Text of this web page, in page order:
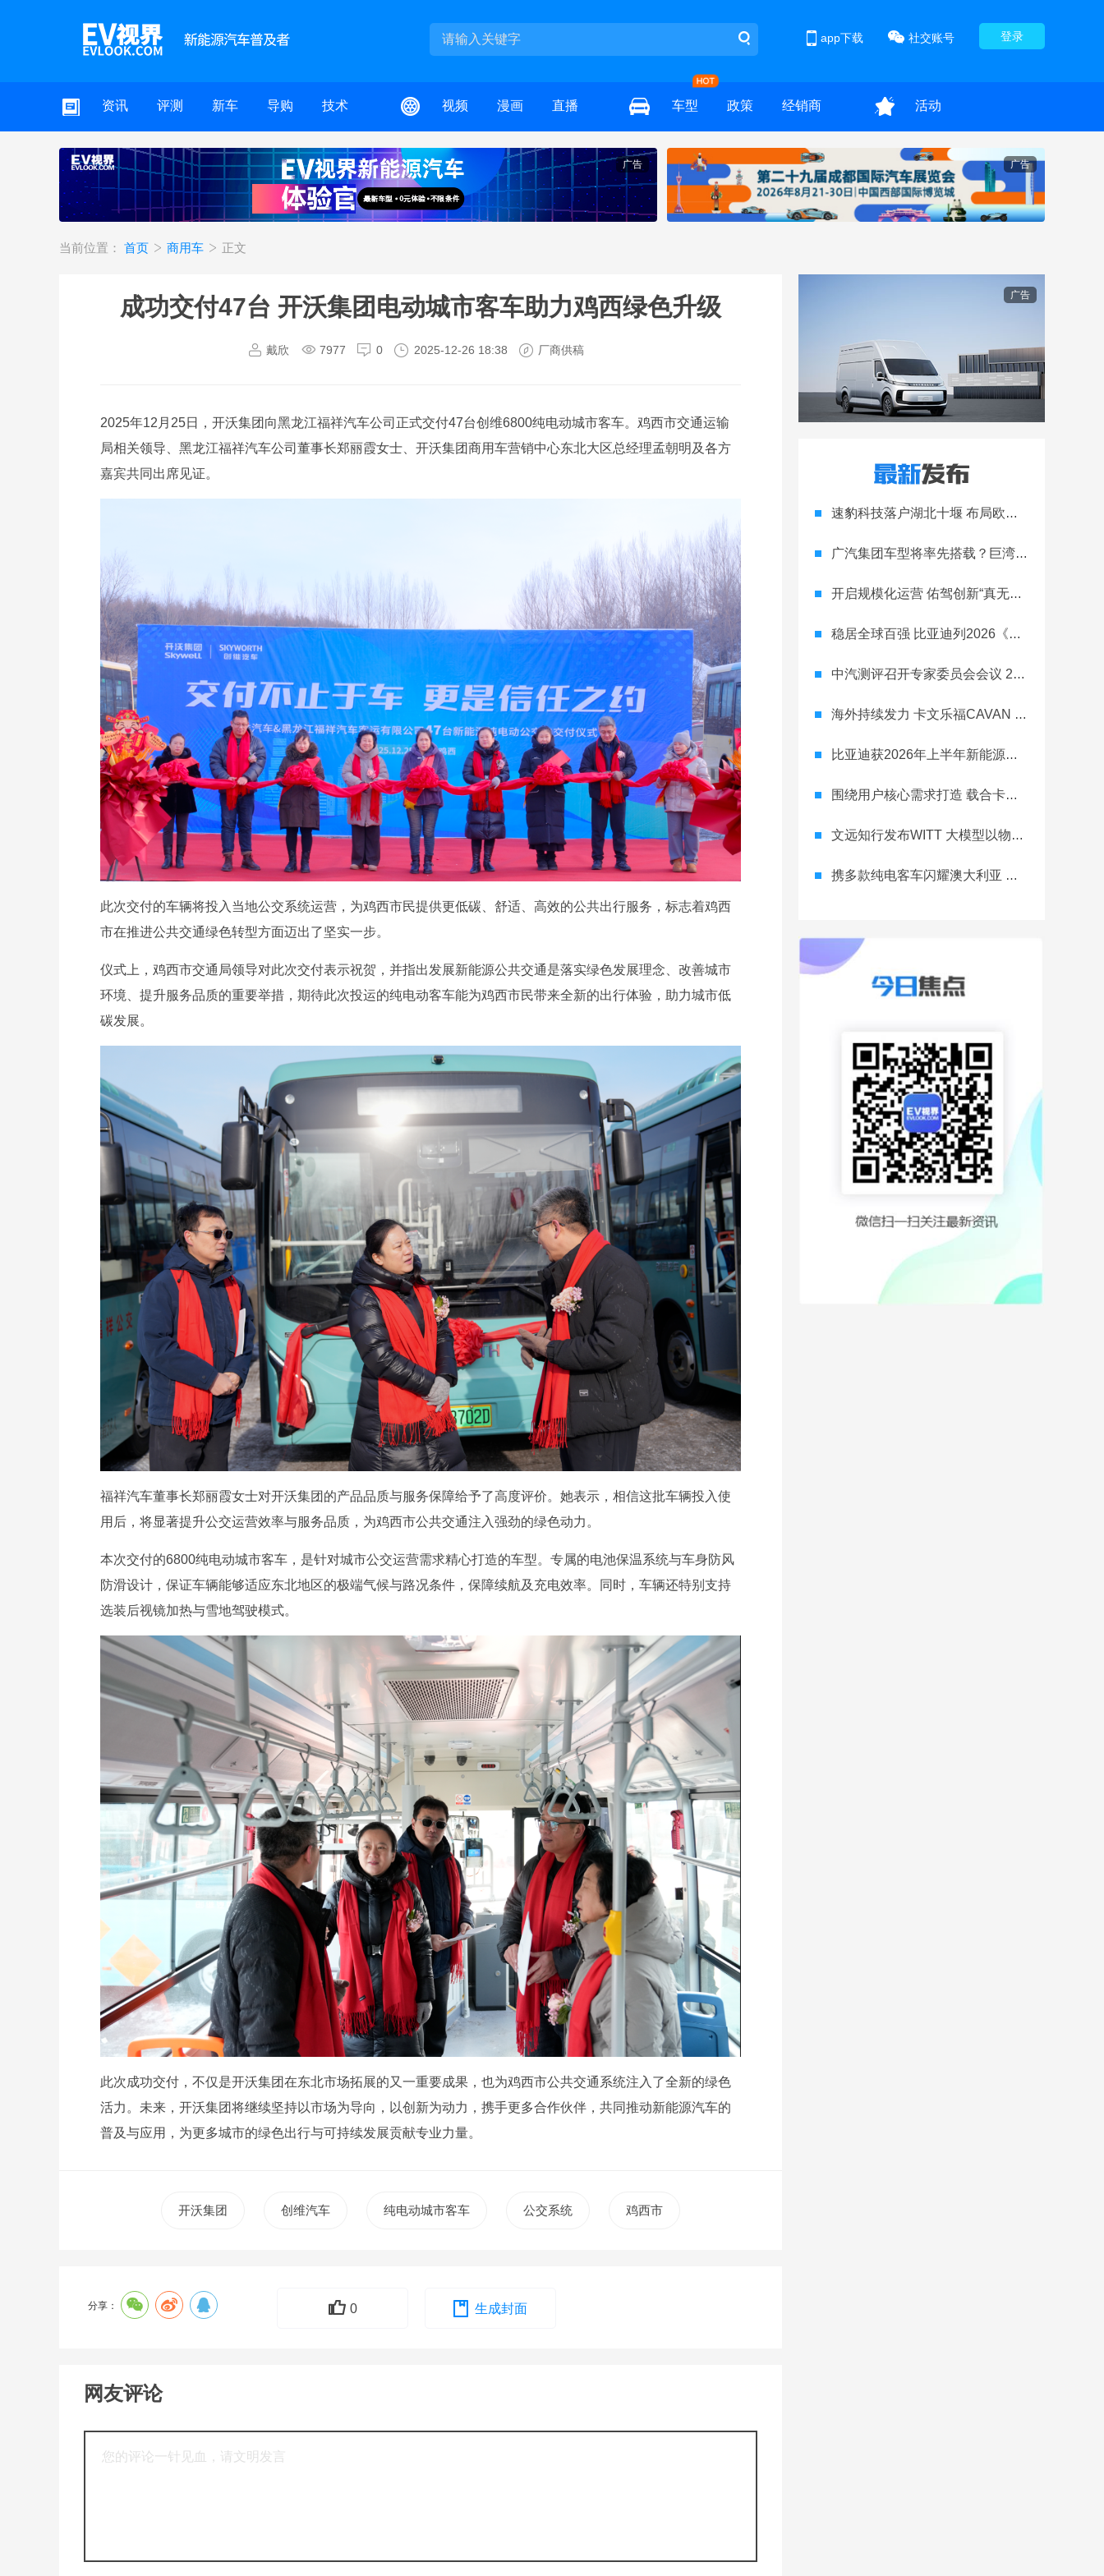
登录
社交账号
app下载
资讯 评测 新车 导购 技术 视频 漫画 直播 车型 政策 经销商 活动
广告 广告
当前位置： 首页 商用车 正文
成功交付47台 开沃集团电动城市客车助力鸡西绿色升级
戴欣 7977 0 2025-12-26 18:38 厂商供稿
2025年12月25日，开沃集团向黑龙江福祥汽车公司正式交付47台创维6800纯电动城市客车。鸡西市交通运输
局相关领导、黑龙江福祥汽车公司董事长郑丽霞女士、开沃集团商用车营销中心东北大区总经理孟朝明及各方
嘉宾共同出席见证。
此次交付的车辆将投入当地公交系统运营，为鸡西市民提供更低碳、舒适、高效的公共出行服务，标志着鸡西
市在推进公共交通绿色转型方面迈出了坚实一步。
仪式上，鸡西市交通局领导对此次交付表示祝贺，并指出发展新能源公共交通是落实绿色发展理念、改善城市
环境、提升服务品质的重要举措，期待此次投运的纯电动客车能为鸡西市民带来全新的出行体验，助力城市低
碳发展。
福祥汽车董事长郑丽霞女士对开沃集团的产品品质与服务保障给予了高度评价。她表示，相信这批车辆投入使
用后，将显著提升公交运营效率与服务品质，为鸡西市公共交通注入强劲的绿色动力。
本次交付的6800纯电动城市客车，是针对城市公交运营需求精心打造的车型。专属的电池保温系统与车身防风
防滑设计，保证车辆能够适应东北地区的极端气候与路况条件，保障续航及充电效率。同时，车辆还特别支持
选装后视镜加热与雪地驾驶模式。
此次成功交付，不仅是开沃集团在东北市场拓展的又一重要成果，也为鸡西市公共交通系统注入了全新的绿色
活力。未来，开沃集团将继续坚持以市场为导向，以创新为动力，携手更多合作伙伴，共同推动新能源汽车的
普及与应用，为更多城市的绿色出行与可持续发展贡献专业力量。
开沃集团 创维汽车 纯电动城市客车 公交系统 鸡西市
分享： 0 生成封面
网友评论
广告
速豹科技落户湖北十堰 布局欧洲链通本土激活商用车产业
广汽集团车型将率先搭载？巨湾固态电池完成针刺试验
开启规模化运营 佑驾创新“真无图”无人车落地河南济源
稳居全球百强 比亚迪列2026《财富》世界500强第91位
中汽测评召开专家委员会会议 2026首批车型结果同期发布
海外持续发力 卡文乐福CAVAN C1右舵车型交付泰国客户
比亚迪获2026年上半年新能源客车出口冠军
围绕用户核心需求打造 载合卡车远洋舰H40氢电重卡发布
文远知行发布WITT 大模型以物理事实重构AI认知
携多款纯电客车闪耀澳大利亚 比亚迪亮相悉尼国际客车展